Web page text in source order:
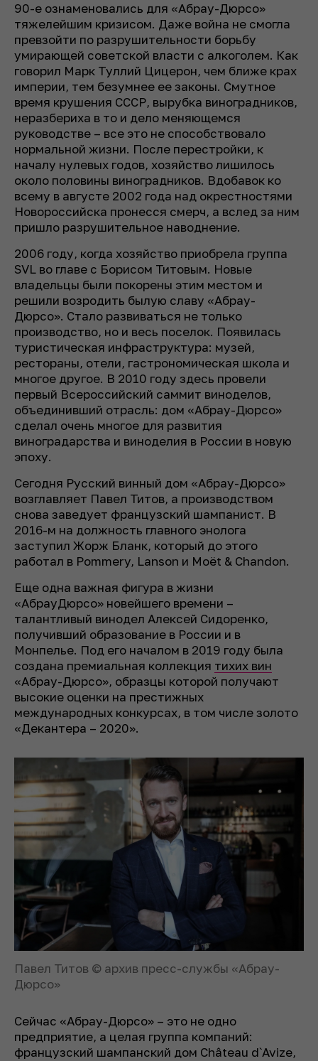
90-е ознаменовались для «Абрау-Дюрсо»
тяжелейшим кризисом. Даже война не смогла
превзойти по разрушительности борьбу
умирающей советской власти с алкоголем. Как
говорил Марк Туллий Цицерон, чем ближе крах
империи, тем безумнее ее законы. Смутное
время крушения СССР, вырубка виноградников,
неразбериха в то и дело меняющемся
руководстве – все это не способствовало
нормальной жизни. После перестройки, к
началу нулевых годов, хозяйство лишилось
около половины виноградников. Вдобавок ко
всему в августе 2002 года над окрестностями
Новороссийска пронесся смерч, а вслед за ним
пришло разрушительное наводнение.
2006 году, когда хозяйство приобрела группа
SVL во главе с Борисом Титовым. Новые
владельцы были покорены этим местом и
решили возродить былую славу «Абрау-
Дюрсо». Стало развиваться не только
производство, но и весь поселок. Появилась
туристическая инфраструктура: музей,
рестораны, отели, гастрономическая школа и
многое другое. В 2010 году здесь провели
первый Всероссийский саммит виноделов,
объединивший отрасль: дом «Абрау-Дюрсо»
сделал очень многое для развития
виноградарства и виноделия в России в новую
эпоху.
Сегодня Русский винный дом «Абрау-Дюрсо»
возглавляет Павел Титов, а производством
снова заведует французский шампанист. В
2016-м на должность главного энолога
заступил Жорж Бланк, который до этого
работал в Pommery, Lanson и Moët & Chandon.
Еще одна важная фигура в жизни
«АбрауДюрсо» новейшего времени –
талантливый винодел Алексей Сидоренко,
получивший образование в России и в
Монпелье. Под его началом в 2019 году была
создана премиальная коллекция тихих вин
«Абрау-Дюрсо», образцы которой получают
высокие оценки на престижных
международных конкурсах, в том числе золото
«Декантера – 2020».
Павел Титов © архив пресс-службы «Абрау-
Дюрсо»
Сейчас «Абрау-Дюрсо» – это не одно
предприятие, а целая группа компаний:
французский шампанский дом Château d`Avize,